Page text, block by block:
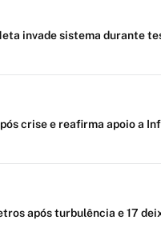
invade sistema durante
crise e reafirma apoio a
após turbulência e 17